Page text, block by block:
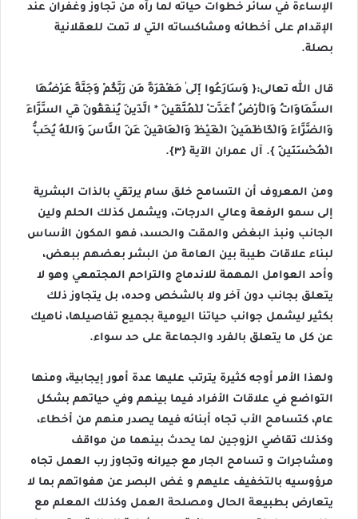
الإساءة في سائر خطوات حياته لما رآه من تجاوز وغفران عند
الإقدام على أخطائه ومشاكساته التي لا تمت للعقلانية
بصلة.
قال اللّٰه تعالى:{ وَسَارِعُوا إِلَىٰ مَغْفِرَةٍ مِن رَبَّكُمْ وَجَنَّةٍ عَرْضُهَا
السَّمَاوَاتُ وَالْأَرْضُ أُعِدَّتْ لِلْمُتَّقِينَ * الَّذِينَ يُنفِقُونَ فِي السَّرَّاءِ
وَالضَّرَّاءِ وَالْكَاظِمِينَ الْغَيْظَ وَالْعَافِينَ عَنِ النَّاسِ وَاللَهُ يُحِبُّ
الْمُحْسِنِينَ }. آل عمران الآية {٣}.
ومن المعروف أن التسامح خلق سام يرتقي بالذات البشرية
إلى سمو الرفعة وعالي الدرجات، ويشمل كذلك الحلم ولين
الجانب ونبذ البغض والمقت والحسد، فهو المكون الأساس
لبناء علاقات طيبة بين العامة من البشر بعضهم ببعض،
وأحد العوامل المهمة للاندماج والتراحم المجتمعي وهو لا
يتعلق بجانب دون آخر ولا بالشخص وحده، بل يتجاوز ذلك
بكثير ليشمل جوانب حياتنا اليومية بجميع تفاصيلها، ناهيك
عن كل ما يتعلق بالفرد والجماعة على حد سواء.
ولهذا الأمر أوجه كثيرة يترتب عليها عدة أمور إيجابية، ومنها
التواضع في علاقات الأفراد فيما بينهم وفي حياتهم بشكل
عام، كتسامح الأب تجاه أبنائه فيما يصدر منهم من أخطاء،
وكذلك تقاضي الزوجين لما يحدث بينهما من مواقف
ومشاجرات و تسامح الجار مع جيرانه وتجاوز رب العمل تجاه
مرؤوسيه بالتخفيف عليهم و غض البصر عن هفواتهم بما لا
يتعارض بطبيعة الحال ومصلحة العمل وكذلك المعلم مع